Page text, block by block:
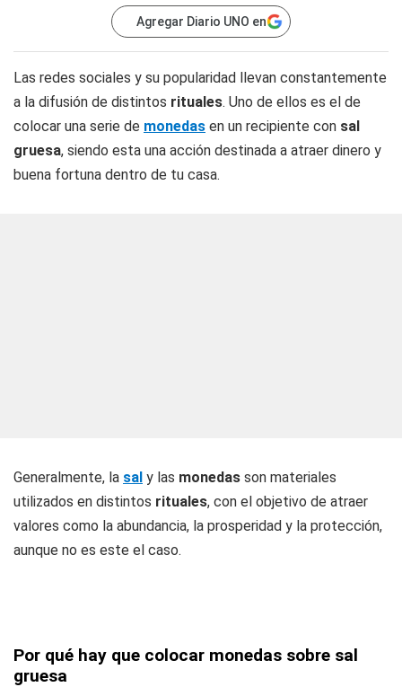
Agregar Diario UNO en
Las redes sociales y su popularidad llevan constantemente
a la difusión de distintos rituales. Uno de ellos es el de
colocar una serie de monedas en un recipiente con sal
gruesa, siendo esta una acción destinada a atraer dinero y
buena fortuna dentro de tu casa.
Generalmente, la sal y las monedas son materiales
utilizados en distintos rituales, con el objetivo de atraer
valores como la abundancia, la prosperidad y la protección,
aunque no es este el caso.
Por qué hay que colocar monedas sobre sal
gruesa